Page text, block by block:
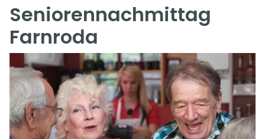
Seniorennachmittag
Farnroda